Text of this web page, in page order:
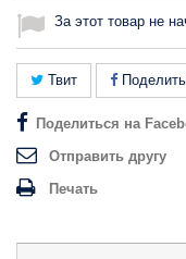
За этот товар не
Твит
Поделиться на
Отправить другу
Печать